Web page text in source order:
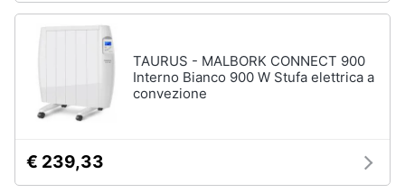
TAURUS - MALBORK CONNECT 900
Interno Bianco 900 W Stufa elettrica a
convezione
€ 239,33